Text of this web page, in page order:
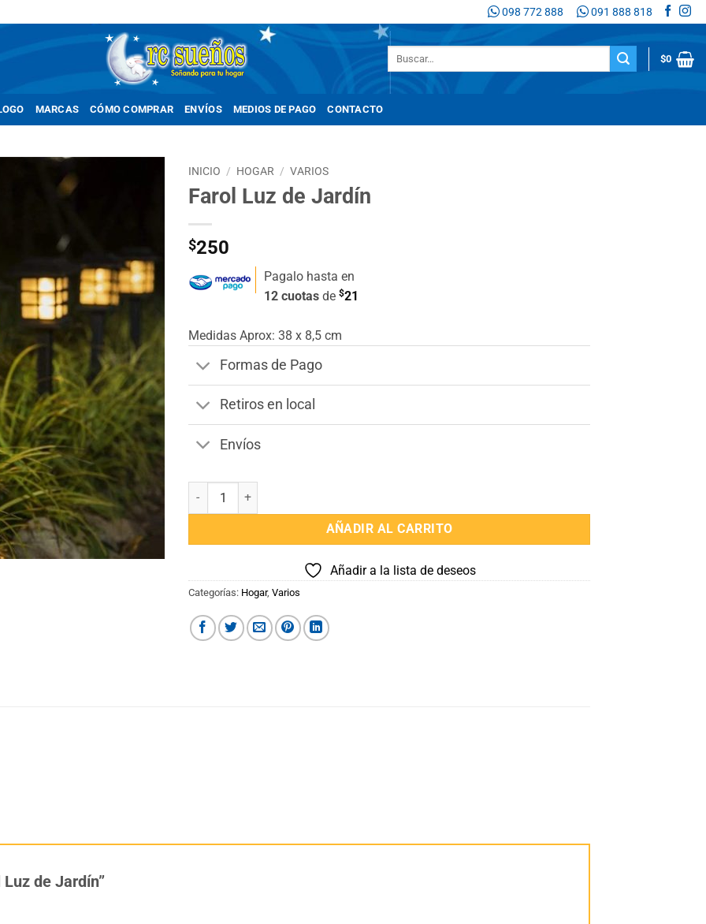
098 772 888 091 888 818
$0
MARCAS CÓMO COMPRAR ENVÍOS MEDIOS DE PAGO CONTACTO
INICIO / HOGAR / VARIOS
Farol Luz de Jardín
$250
Pagalo hasta en
12 cuotas de $21
Medidas Aprox: 38 x 8,5 cm
Formas de Pago
Retiros en local
Envíos
Farol Luz de Jardín cantidad
AÑADIR AL CARRITO
Añadir a la lista de deseos
Categorías: Hogar, Varios
de Jardín”